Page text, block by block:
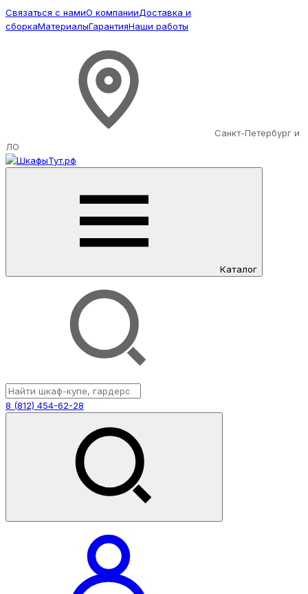
Связаться с намиО компанииДоставка и
сборкаМатериалыГарантияНаши работы
Санкт-Петербург и
ЛО
Каталог
8 (812) 454-62-28